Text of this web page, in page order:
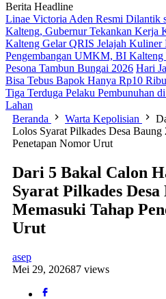
Berita Headline
Linae Victoria Aden Resmi Dilantik
Kalteng, Gubernur Tekankan Kerja
Kalteng Gelar QRIS Jelajah Kuliner
Pengembangan UMKM, BI Kalteng
Pesona Tambun Bungai 2026 Hari
Bisa Tebus Bapok Hanya Rp10 Ribu
Tiga Terduga Pelaku Pembunuhan
Lahan
Beranda
Warta Kepolisian
Lolos Syarat Pilkades Desa
Penetapan Nomor Urut
Dari 5 Bakal Calon
Syarat Pilkades Desa
Memasuki Tahap
Urut
asep
Mei 29, 202687 views